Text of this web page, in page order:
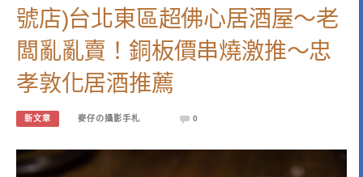
號店)台北東區超佛心居酒屋～老
闆亂亂賣！銅板價串燒激推～忠
孝敦化居酒推薦
新文章 麥仔の攝影手札 0